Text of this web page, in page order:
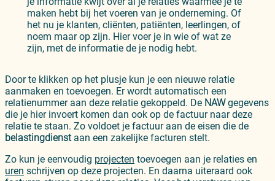
maken hebt bij het voeren van je onderneming. Of
het nu je klanten, cliënten, patiënten, leerlingen, of
noem maar op zijn. Hier voer je in wie of wat ze
zijn, met de informatie de je nodig hebt.
Door te klikken op het plusje kun je een nieuwe relatie
aanmaken en toevoegen. Er wordt automatisch een
relatienummer aan deze relatie gekoppeld. De NAWgegevens
die je hier invoert komen dan ook op de factuur naar deze
relatie te staan. Zo voldoet je factuur aan de eisen die de
belastingdienst aan een zakelijke facturen stelt.
Zo kun je eenvoudig projecten toevoegen aan je relaties en
uren schrijven op deze projecten. En daarna uiteraard ook